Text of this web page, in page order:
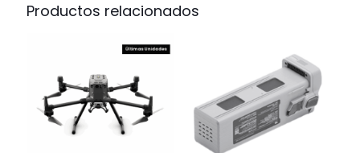
Productos relacionados